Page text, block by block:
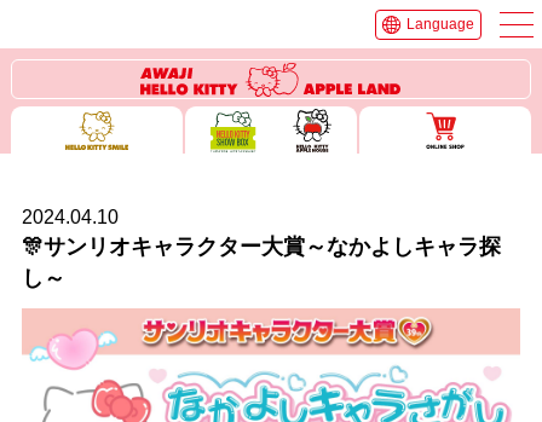
Language
2024.04.10
🎊サンリオキャラクター大賞～なかよしキャラ探
し～